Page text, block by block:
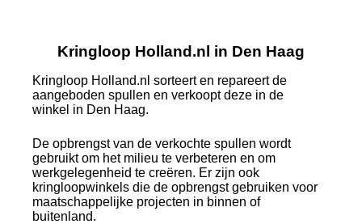
Kringloop Holland.nl in Den Haag
Kringloop Holland.nl sorteert en repareert de
aangeboden spullen en verkoopt deze in de
winkel in Den Haag.
De opbrengst van de verkochte spullen wordt
gebruikt om het milieu te verbeteren en om
werkgelegenheid te creëren. Er zijn ook
kringloopwinkels die de opbrengst gebruiken voor
maatschappelijke projecten in binnen of
buitenland.